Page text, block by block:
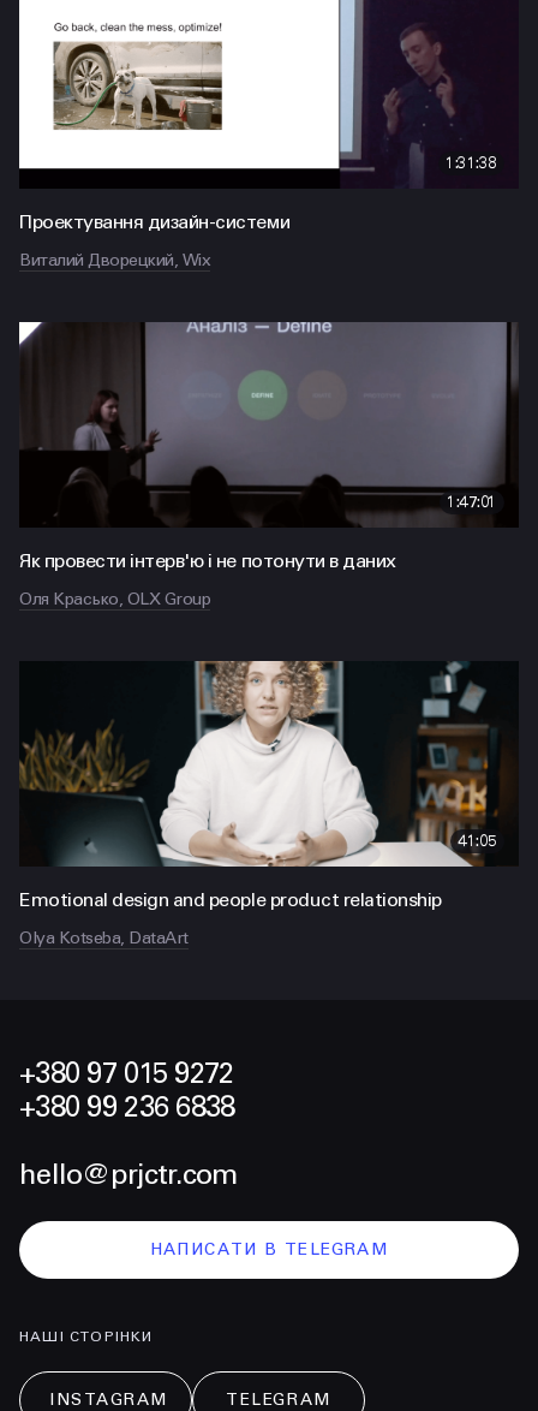
1:31:38
Проектування дизайн-системи
Виталий Дворецкий, Wix
1:47:01
Як провести інтерв'ю і не потонути в даних
Оля Красько, OLX Group
41:05
Emotional design and people product relationship
Olya Kotseba, DataArt
+380 97 015 9272
+380 99 236 6838
hello@prjctr.com
НАПИСАТИ В TELEGRAM
НАШІ СТОРІНКИ
INSTAGRAM TELEGRAM